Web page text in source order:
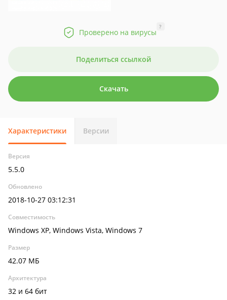
Проверено на вирусы
?
Поделиться ссылкой
Скачать
Характеристики Версии
Версия
5.5.0
Обновлено
2018-10-27 03:12:31
Совместимость
Windows XP, Windows Vista, Windows 7
Размер
42.07 МБ
Архитектура
32 и 64 бит